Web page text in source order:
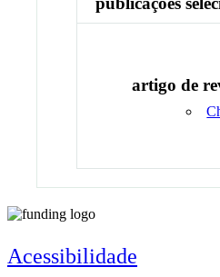
artigo de
Acessibilidade